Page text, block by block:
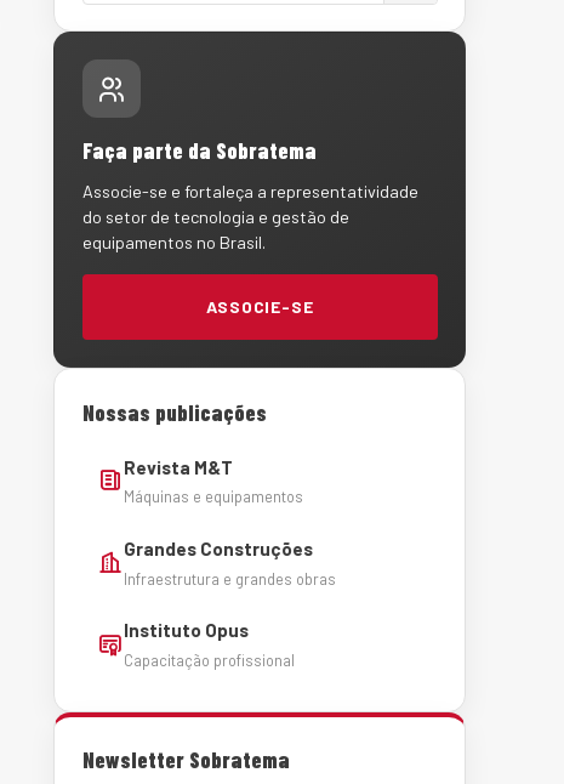
Faça parte da Sobratema
Associe-se e fortaleça a representatividade
do setor de tecnologia e gestão de
equipamentos no Brasil.
ASSOCIE-SE
Nossas publicações
Revista M&T
Máquinas e equipamentos
Grandes Construções
Infraestrutura e grandes obras
Instituto Opus
Capacitação profissional
Newsletter Sobratema